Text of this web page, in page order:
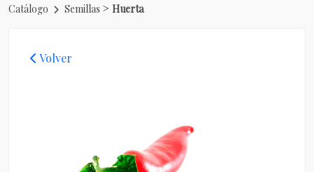
Catálogo Semillas > Huerta
Volver